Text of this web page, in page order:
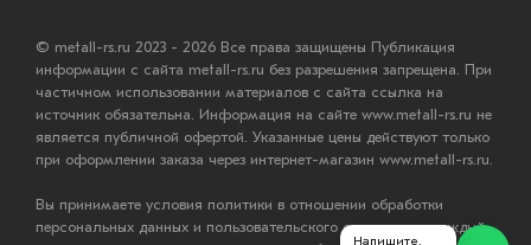
© metall-rs.ru 2023 - 2026 Все права защищены Публикация
информации с сайта metall-rs.ru без разрешения запрещена. При
частичном использовании материалов с сайта ссылка на
источник обязательна. Информация на сайте www.metall-rs.ru не
является публичной офертой. Указанные цены действуют только
при оформлении заказа через интернет-магазин www.metall-rs.ru.
Вы принимаете условия политики в отношении обработки
персональных данных и пользовательского соглашения каждый
Напишите,